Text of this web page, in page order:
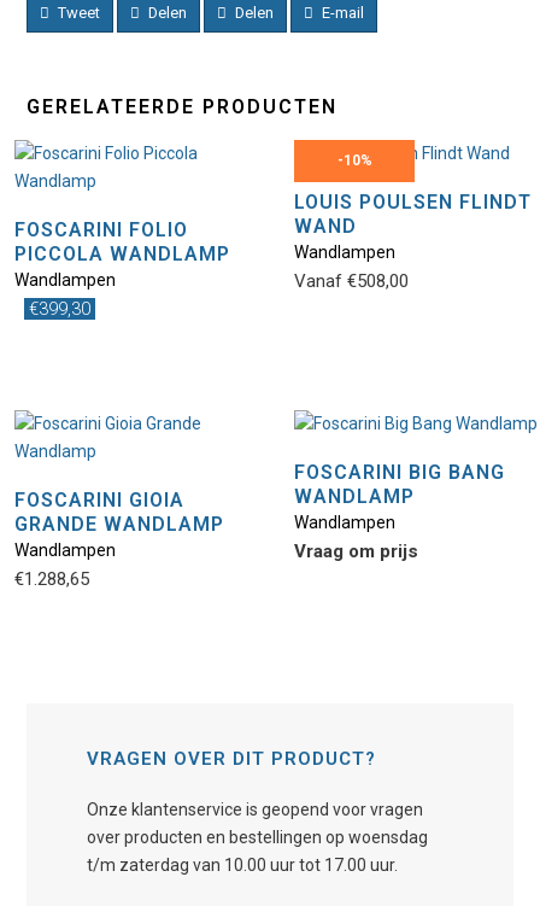
Tweet Delen Delen E-mail
GERELATEERDE PRODUCTEN
FOSCARINI FOLIO
PICCOLA WANDLAMP
Wandlampen
€399,30
-10%
LOUIS POULSEN FLINDT
WAND
Wandlampen
Vanaf €508,00
FOSCARINI GIOIA
GRANDE WANDLAMP
Wandlampen
€1.288,65
FOSCARINI BIG BANG
WANDLAMP
Wandlampen
Vraag om prijs
VRAGEN OVER DIT PRODUCT?
Onze klantenservice is geopend voor vragen
over producten en bestellingen op woensdag
t/m zaterdag van 10.00 uur tot 17.00 uur.